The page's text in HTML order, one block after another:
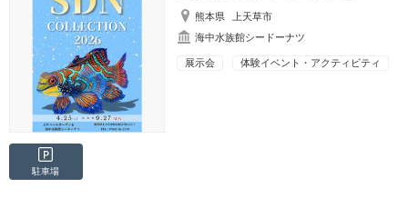
熊本県
上天草市
海中水族館シードーナツ
展示会 体験イベント・アクティビティ
駐車場